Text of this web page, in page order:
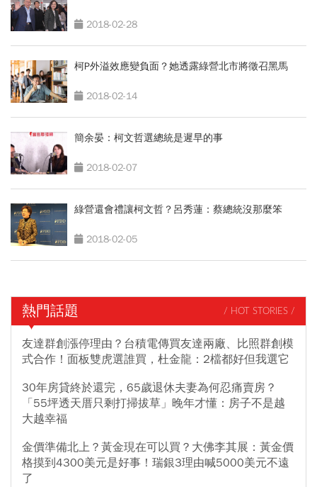
2018-02-28
柯P外溢效應變負面？她透露綠營北市將徵召黑馬
2018-02-14
簡余晏：柯文哲選總統是遲早的事
2018-02-07
綠營還會禮讓柯文哲？呂秀蓮：蔡總統沒那麼笨
2018-02-05
熱門話題 / HOT STORIES /
友達群創漲停理由？台積電傳買友達兩廠、比照群創模
式合作！面板雙虎選誰買，杜金龍：2檔都好但我選它
30年房貸終於還完，65歲退休夫妻為何忍痛賣房？
「55坪透天厝只剩打掃拔草」晚年才懂：房子不是越
大越幸福
金價準備北上？黃金現在可以買？大佛李其展：黃金價
格摸到4300美元是好事！瑞銀3理由喊5000美元不遠
了